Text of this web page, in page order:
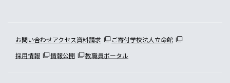
お問い合わせアクセス資料請求 ご寄付学校法人立命館
採用情報
情報公開 教職員ポータル